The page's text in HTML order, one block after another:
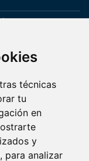
técnicas
tu
en
y
para analizar